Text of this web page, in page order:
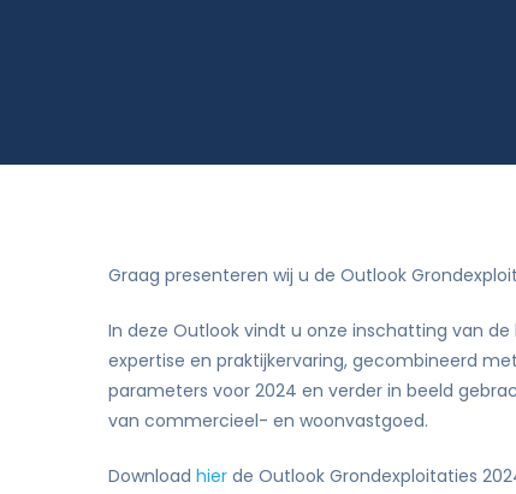
Graag presenteren wij u de Outlook
In deze Outlook vindt u onze inschatting van
expertise en praktijkervaring, gecombineerd
parameters voor 2024 en verder in beeld
van commercieel- en woonvastgoed.
Downloadhier de Outlook Grondexploitaties